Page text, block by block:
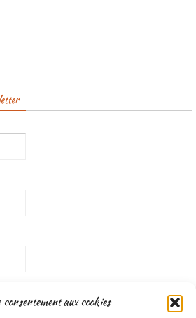
consentement aux cookies
privées et ne les partageons qu’avec les
ce service possible.Lisez notre politique de